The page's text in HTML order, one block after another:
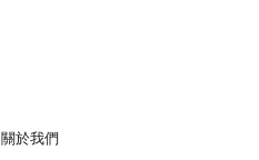
關於我們